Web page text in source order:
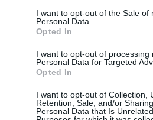
I want to opt-out of the Sale of
Personal Data.
Opted In
I want to opt-out of processing
Personal Data for Targeted
Opted In
I want to opt-out of Collection,
Retention, Sale, and/or
Personal Data that Is
historia, de poner la
desmontar la falsificación,
por Hispanidad